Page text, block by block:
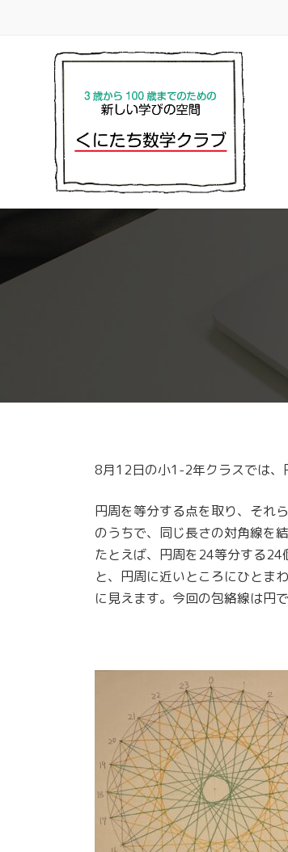
8月12日の小1-2年クラスでは、
円周を等分する点を取り、それ
のうちで、同じ長さの対角線を
たとえば、円周を24等分する
と、円周に近いところにひとま
に見えます。今回の包絡線は円で